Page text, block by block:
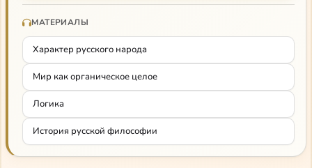
свою этику и аксиологию.
О нем:
Сам Лосский о своей философии «Истории
русской философии»
Зеньковский «Неолейбницианство в русской
философии»
Левицкий «Н. О. Лосский»,
МАТЕРИАЛЫ
Характер русского народа
Мир как органическое целое
Логика
История русской философии